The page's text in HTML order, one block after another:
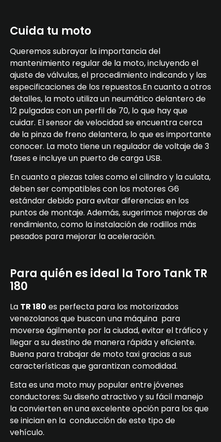
Cuida tu moto
Queremos subrayar la importancia del
mantenimiento regular de la moto, incluyendo el
ajuste de válvulas, el procedimiento indicando y las
especificaciones de los repuestos.En cuanto a otros
detalles, la moto utiliza un neumático delantero de
12 pulgadas con un perfil de 70, lo que hay que
cuidar. El sensor de velocidad se encuentra cerca
de la pinza de freno delantera, lo que es importante
conocer. La moto tiene un regulador de voltaje de 3
fases e incluye un puerto de carga USB.
En cuanto a piezas tales como el cilindro y la culata,
deben ser compatibles con los motores G6
estándar debido para evitar diferencias en los
puntos de montaje. Además, sugerimos mejoras de
rendimiento, como la instalación de rodillos más
pesados para mejorar la aceleración.
Para quién es ideal la Toro Tank TR
180
La TR 180 es perfecta para los motorizados
venezolanos que buscan una máquina para
moverse ágilmente por la ciudad, evitar el tráfico y
llegar a su destino de manera rápida y eficiente.
Buena para trabajar de moto taxi gracias a sus
características que garantizan comodidad.
Esta es una moto muy popular entre jóvenes
conductores: Su diseño atractivo y su fácil manejo
la convierten en una excelente opción para los que
se inician en la conducción de este tipo de
vehículo.